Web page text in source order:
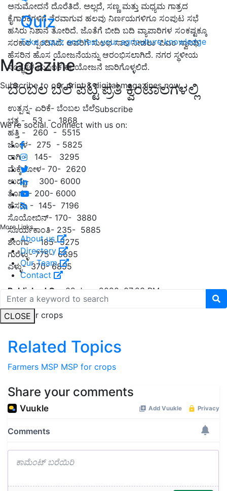
Quiz
Take a quiz and test your agriculture knowledge
Magazine
Subscribe to our print & digital magazines now
Subscribe
We're social. Connect with us on:
More Links
About us
Directory
Our Team
Contact
CLOSE
ಅನುಮೋದನೆ ದೊರೆತಿದೆ. ಅಲ್ಲದೆ, ಸಣ್ಣ ಮತ್ತು ಮಧ್ಯಮ ಗಾತ್ರದ
ಕೈಗಾರಿಕೆಗಳಿಗೆ ನೆರವಾಗುವ ಹಲವು ನಿರ್ಣಯಗಳಿಗೂ ಸಂಪುಟ ಸಭೆ
ಹಸಿರು ನಿಶಾನೆ ತೋರಿದೆ. ಜೊತೆಗೆ ಬೀದಿ ಬದಿ ವ್ಯಾಪಾರಿಗಳ ಸಂಕಷ್ಟಕ್ಕೂ
ಸರಕಾರ ಸ್ಪಂದಿಸಿದೆ. ಅವರಿಗೆ ಸುಲಭ ಸಾಲ ನೀಡಲು ‘ಪಿಎಂ ಸ್ವಾನಿಧಿ’
ಹೆಸರಿನ ಹೊಸ ಯೋಜನೆಯನ್ನು ಆರಂಭಿಸಲಾಗಿದೆ. ನಗರ ಸ್ಥಳೀಯ
ಸಂಸ್ಥೆಗಳ ಮೂಲಕ ಈ ಯೋಜನೆ ಜಾರಿಗೊಳ್ಳಲಿದೆ.
ಬೆಂಬಲ ಬೆಲೆ ಪಟ್ಟಿ ಪ್ರತಿ ಕ್ವಿಂಟಾಲಗಳಲ್ಲಿ
ಉತ್ಪನ್ನ- ಏರಿಕೆ- ಬೆಂಬಲ ಬೆಲೆ
ಭತ್ತ - 53 - 1868
ಹತ್ತಿ - 260 - 5515
ಜೋಳ- 275 - 5825
ರಾಗಿ - 145- 3295
ಮೆಕ್ಕೆಜೋಳ- 70- 2620
ಉದ್ದು- 300- 6000
ತೊಗರಿ- 200- 6000
ಹೆಸರು - 145- 7196
ಸೊಯೋಬಿನ್- 170- 3880
ಸೂರ್ಯಕಾಂತಿ- 235- 5885
ಶೇಂಗಾ-185- 5275
ಗುರೆಳ್ಳು- 775- 6695
ಎಳ್ಳು-370- 6855
Published On:
02 June 2020, 07:23 PM
English Summary:Farmers to earn more as gov fixes
MSP for crops
Related Topics
Farmers MSP MSP for crops
Share your comments